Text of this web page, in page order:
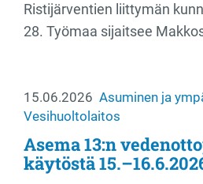
Ristijärventien liittymän
28. Työmaa sijaitsee
15.06.2026 Asuminen ja
Vesihuoltolaitos
Asema 13:n
käytöstä